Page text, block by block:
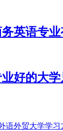
英语专业
好的大
语外贸大学学